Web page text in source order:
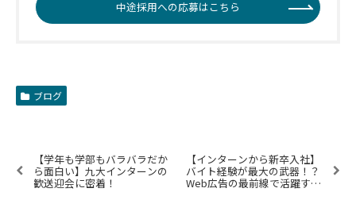
中途採用への応募はこちら
ブログ
【学年も学部もバラバラだか
ら面白い】九大インターンの
歓送迎会に密着！
【インターンから新卒入社】
バイト経験が最大の武器！？
Web広告の最前線で活躍する